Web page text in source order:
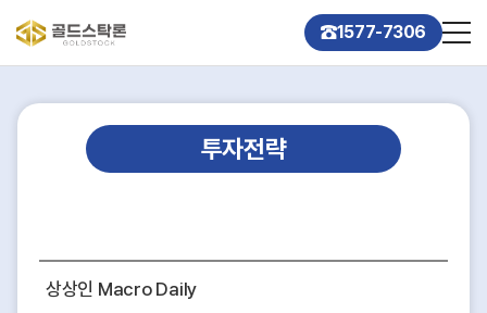
1577-7306
투자전략
상상인 Macro Daily